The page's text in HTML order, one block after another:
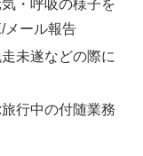
・呼吸の様子を
メール報告
未遂などの際に
:旅行中の付随業務